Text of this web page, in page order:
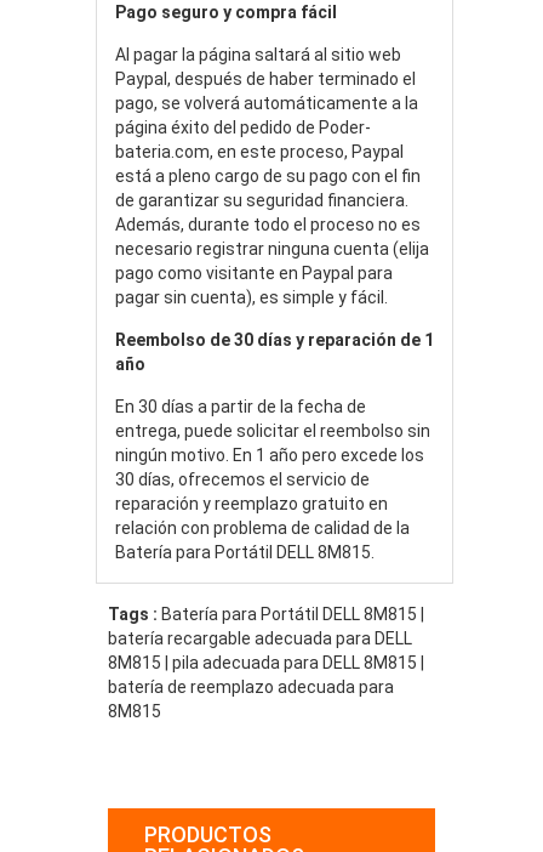
Pago seguro y compra fácil
Al pagar la página saltará al sitio web
Paypal, después de haber terminado el
pago, se volverá automáticamente a la
página éxito del pedido de Poder-
bateria.com, en este proceso, Paypal
está a pleno cargo de su pago con el fin
de garantizar su seguridad financiera.
Además, durante todo el proceso no es
necesario registrar ninguna cuenta (elija
pago como visitante en Paypal para
pagar sin cuenta), es simple y fácil.
Reembolso de 30 días y reparación de 1
año
En 30 días a partir de la fecha de
entrega, puede solicitar el reembolso sin
ningún motivo. En 1 año pero excede los
30 días, ofrecemos el servicio de
reparación y reemplazo gratuito en
relación con problema de calidad de la
Batería para Portátil DELL 8M815.
Tags : Batería para Portátil DELL 8M815 |
batería recargable adecuada para DELL
8M815 | pila adecuada para DELL 8M815 |
batería de reemplazo adecuada para
8M815
PRODUCTOS